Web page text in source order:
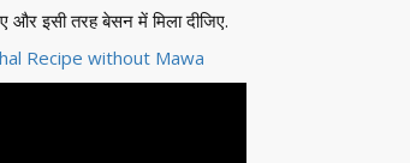
इसी तरह बेसन में मिला दीजिए.
Recipe without Mawa